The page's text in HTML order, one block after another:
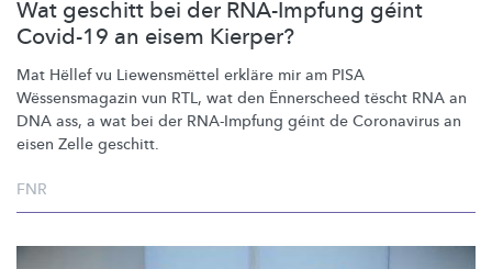
Wat geschitt bei der RNA-Impfung géint
Covid-19 an eisem Kierper?
Mat Hëllef vu Liewensmëttel erkläre mir am PISA
Wëssensmagazin vun RTL, wat den Ënnerscheed tëscht RNA an
DNA ass, a wat bei der RNA-Impfung géint de Coronavirus an
eisen Zelle geschitt.
FNR